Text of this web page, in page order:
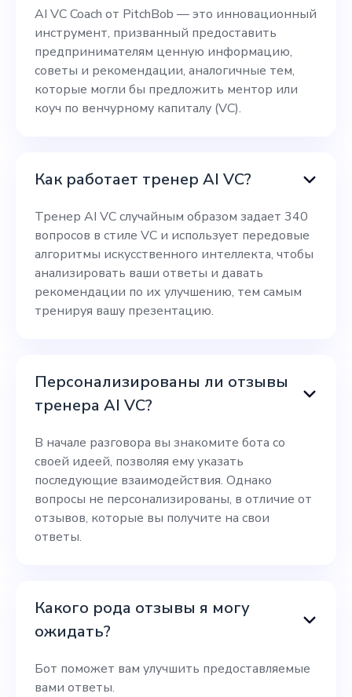
AI VC Coach от PitchBob — это инновационный
инструмент, призванный предоставить
предпринимателям ценную информацию,
советы и рекомендации, аналогичные тем,
которые могли бы предложить ментор или
коуч по венчурному капиталу (VC).
Как работает тренер AI VC?
Тренер AI VC случайным образом задает 340
вопросов в стиле VC и использует передовые
алгоритмы искусственного интеллекта, чтобы
анализировать ваши ответы и давать
рекомендации по их улучшению, тем самым
тренируя вашу презентацию.
Персонализированы ли отзывы
тренера AI VC?
В начале разговора вы знакомите бота со
своей идеей, позволяя ему указать
последующие взаимодействия. Однако
вопросы не персонализированы, в отличие от
отзывов, которые вы получите на свои
ответы.
Какого рода отзывы я могу
ожидать?
Бот поможет вам улучшить предоставляемые
вами ответы.